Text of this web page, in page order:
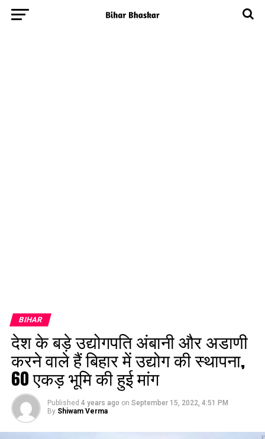
BIHAR
देश के बड़े उद्योगपति अंबानी और अडाणी
करने वाले हैं बिहार में उद्योग की स्थापना,
60 एकड़ भूमि की हुई मांग
Published 4 years ago on September 15, 2022, 4:51 PM
By Shiwam Verma